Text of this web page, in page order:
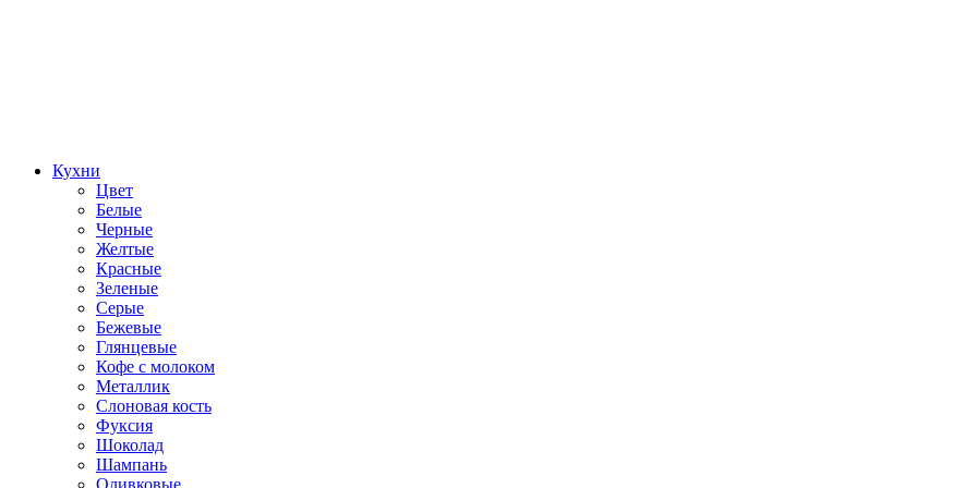
Кухни
Цвет
Белые
Черные
Желтые
Красные
Зеленые
Серые
Бежевые
Глянцевые
Кофе с молоком
Металлик
Слоновая кость
Фуксия
Шоколад
Шампань
Оливковые